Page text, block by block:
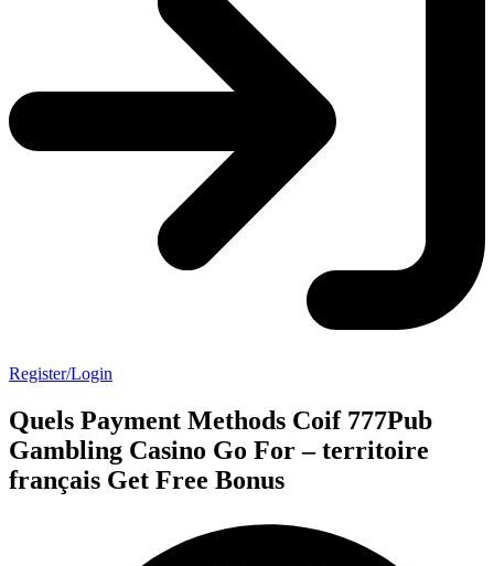
Register/Login
Quels Payment Methods Coif 777Pub
Gambling Casino Go For – territoire
français Get Free Bonus